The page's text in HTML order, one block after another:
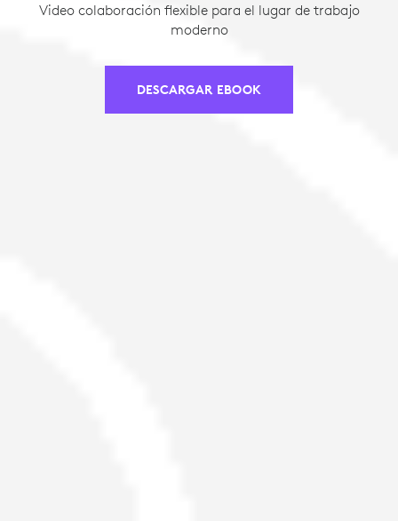
Video colaboración flexible para el lugar de trabajo
moderno
DESCARGAR EBOOK